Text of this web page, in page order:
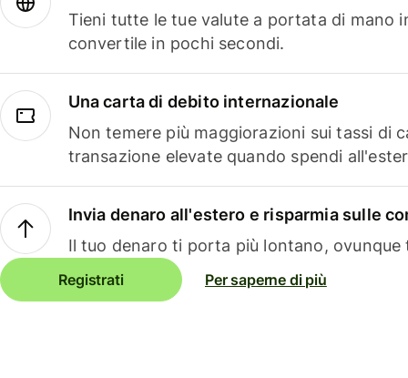
Tieni tutte le tue valute a portata di mano
convertile in pochi secondi.
Una carta di debito internazionale
Non temere più maggiorazioni sui tassi di
transazione elevate quando spendi
Invia denaro all'estero e risparmia sulle
Il tuo denaro ti porta più lontano, ovunque
Registrati Per saperne di più